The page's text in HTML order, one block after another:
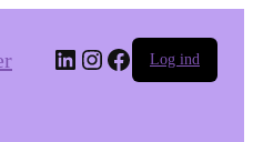
LinkedIn
Instagram
Facebook
Log ind